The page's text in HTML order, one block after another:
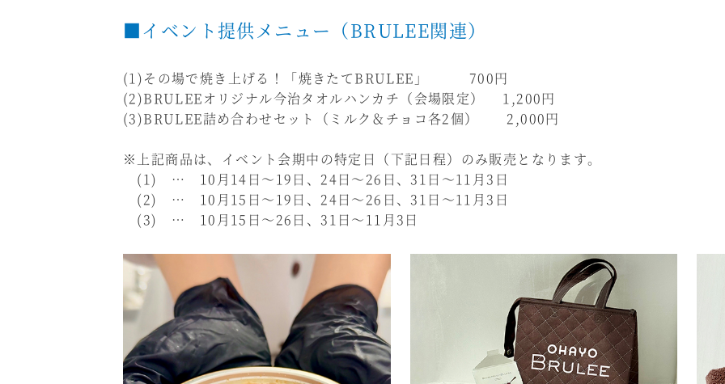
■イベント提供メニュー（BRULEE関連）
(1)その場で焼き上げる！「焼きたてBRULEE」 700円
(2)BRULEEオリジナル今治タオルハンカチ（会場限定） 1,200円
(3)BRULEE詰め合わせセット（ミルク＆チョコ各2個） 2,000円
※上記商品は、イベント会期中の特定日（下記日程）のみ販売となります。
(1) … 10月14日～19日、24日～26日、31日～11月3日
(2) … 10月15日～19日、24日～26日、31日～11月3日
(3) … 10月15日～26日、31日～11月3日